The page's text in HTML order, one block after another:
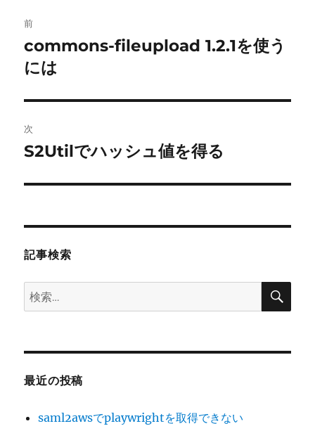
稿
ナ
ビ
ゲ
ー
シ
ン
前
前
の
稿:
commons-fileupload 1.2.1を使う
には
次
次
投
S2Utilでハッシュ値を得る
記事検索
検
索:
検
最近の投稿
saml2awsでplaywrightを取得できない